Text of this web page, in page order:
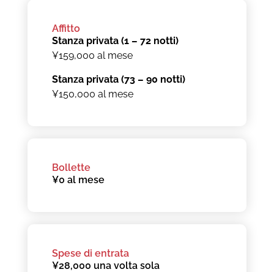
Affitto
Stanza privata (1 – 72 notti)
¥159,000 al mese
Stanza privata (73 – 90 notti)
¥150,000 al mese
Bollette
¥0 al mese
Spese di entrata
¥28,000 una volta sola